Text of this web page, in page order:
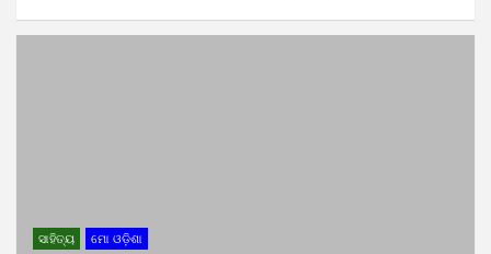
ସାହିତ୍ୟ ମୋ ଓଡ଼ିଶା